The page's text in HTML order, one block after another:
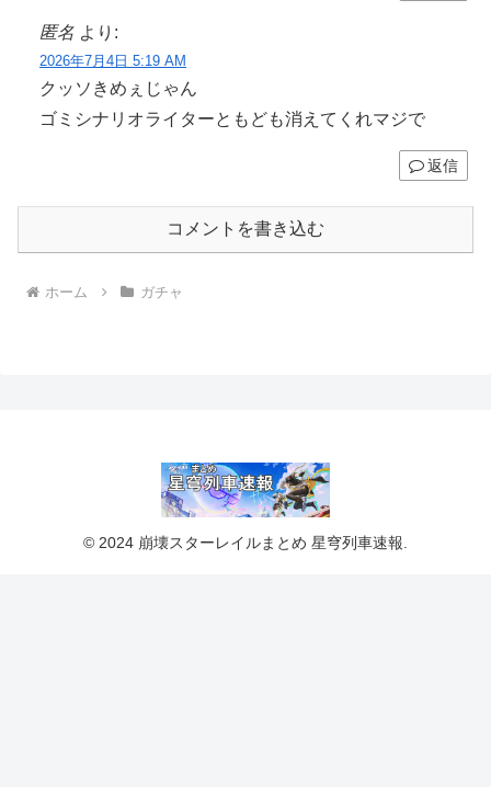
匿名 より:
2026年7月4日 5:19 AM
クッソきめぇじゃん
ゴミシナリオライターともども消えてくれマジで
返信
コメントを書き込む
ホーム ガチャ
© 2024 崩壊スターレイルまとめ 星穹列車速報.